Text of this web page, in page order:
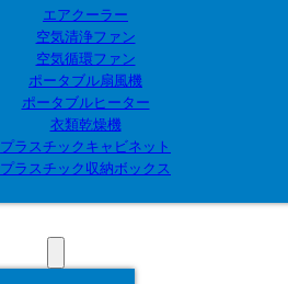
エアクーラー
空気清浄ファン
空気循環ファン
ポータブル扇風機
ポータブルヒーター
衣類乾燥機
プラスチックキャビネット
プラスチック収納ボックス